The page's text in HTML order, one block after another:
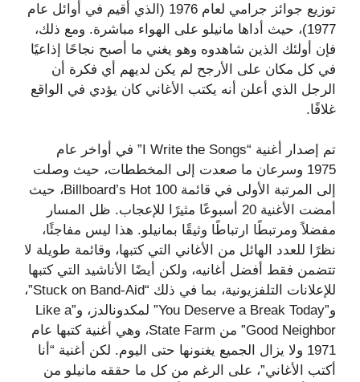
توزيع جوائز جرامي لعام 1976 (الذي أقيم في أوائل عام
1977)، حيث أداها مانيلو على الهواء مباشرة. ومع ذلك،
فإن أولئك الذين شاهدوه وهو يغني ما أصبح نجاحًا إذاعيًا
في كل مكان على الأرجح لم يكن لديهم أي فكرة أن
الرجل الذي أعلن أنه يكتب الأغاني كان يؤدي في الواقع
غلافًا.
تم إصدار أغنية “I Write the Songs” في أواخر عام
1975 وسرعان ما صعدت إلى المخططات، حيث وصلت
إلى المرتبة الأولى في قائمة Billboard’s Hot 100، حيث
أمضت الأغنية 20 أسبوعًا مثيرًا للإعجاب. ظل المسار
مفضلاً ومرتبطًا ارتباطًا وثيقًا بمانيلو. هذا ليس مفاجئًا،
نظرًا للعدد الهائل من الأغاني التي كتبها، وقائمة طويلة لا
تتضمن فقط أفضل أغانيه، ولكن أيضًا الأناشيد التي كتبها
للإعلانات التلفزيونية، بما في ذلك “Stuck on Band-Aid”،
و”You Deserve a Break Today” لمكدونالدز، و”Like a
Good Neighbor” من State Farm، وهي أغنية كتبها عام
1971 ولا يزال الجميع يغنونها حتى اليوم. لكن أغنية “أنا
أكتب الأغاني”، على الرغم من كل ما حققه مانيلو من